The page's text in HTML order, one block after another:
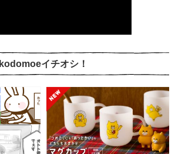
kodomoeイチオシ！